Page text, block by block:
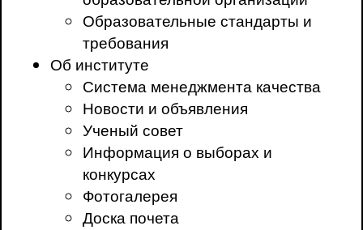
Образовательные стандарты и
требования
Об институте
Система менеджмента качества
Новости и объявления
Ученый совет
Информация о выборах и
конкурсах
Фотогалерея
Доска почета